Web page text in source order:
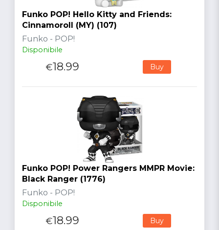
Funko POP! Hello Kitty and Friends:
Cinnamoroll (MY) (107)
Funko - POP!
Disponibile
€18.99 Buy
Funko POP! Power Rangers MMPR Movie:
Black Ranger (1776)
Funko - POP!
Disponibile
€18.99 Buy